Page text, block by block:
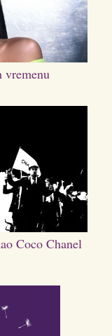
vremenu
Coco Chanel